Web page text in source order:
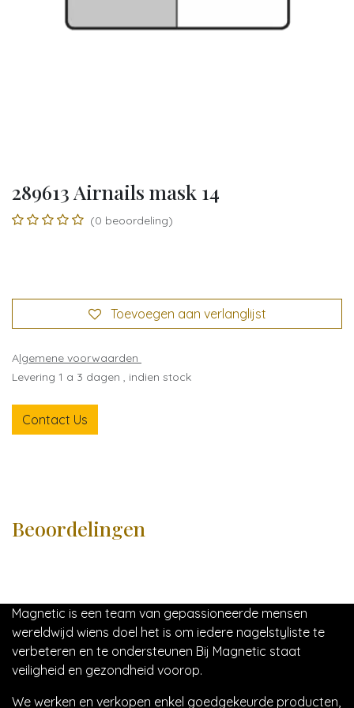
289613 Airnails mask 14
(0 beoordeling)
Toevoegen aan verlanglijst
Algemene voorwaarden
Levering 1 a 3 dagen , indien stock
Contact Us
Beoordelingen
Magnetic is een team van gepassioneerde mensen
wereldwijd wiens doel het is om iedere nagelstyliste te
verbeteren en te ondersteunen Bij Magnetic staat
veiligheid en gezondheid voorop.
We werken en verkopen enkel goedgekeurde producten,